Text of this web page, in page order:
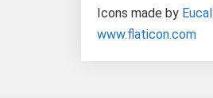
Icons made by
www.flaticon.com